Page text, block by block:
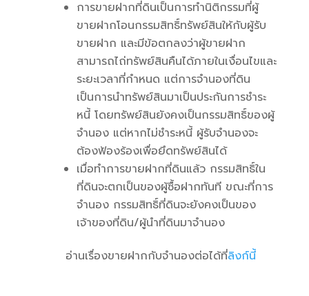
การขายฝากที่ดินเป็นการทำนิติกรรมที่ผู้
ขายฝากโอนกรรมสิทธิ์ทรัพย์สินให้กับผู้รับ
ขายฝาก และมีข้อตกลงว่าผู้ขายฝาก
สามารถไถ่ทรัพย์สินคืนได้ภายในเงื่อนไขและ
ระยะเวลาที่กำหนด แต่การจำนองที่ดิน
เป็นการนำทรัพย์สินมาเป็นประกันการชำระ
หนี้ โดยทรัพย์สินยังคงเป็นกรรมสิทธิ์ของผู้
จำนอง แต่หากไม่ชำระหนี้ ผู้รับจำนองจะ
ต้องฟ้องร้องเพื่อยึดทรัพย์สินได้
เมื่อทำการขายฝากที่ดินแล้ว กรรมสิทธิ์ใน
ที่ดินจะตกเป็นของผู้ซื้อฝากทันที ขณะที่การ
จำนอง กรรมสิทธิ์ที่ดินจะยังคงเป็นของ
เจ้าของที่ดิน/ผู้นำที่ดินมาจำนอง
อ่านเรื่องขายฝากกับจำนองต่อได้ที่ลิงก์นี้